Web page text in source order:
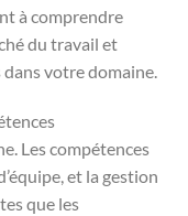
à comprendre
du travail et
votre domaine.
Les compétences
et la gestion
que les